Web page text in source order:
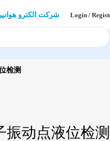
Login /
检测
振动点液位检测